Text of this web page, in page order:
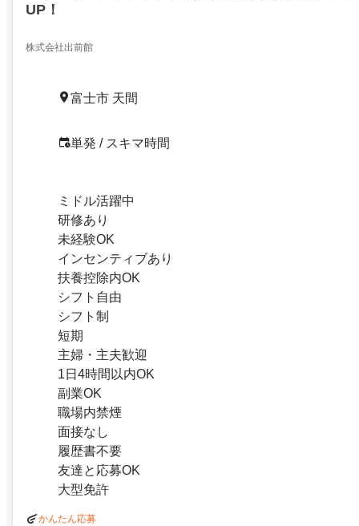
UP！
株式会社出前館
富士市 天間
単発 / スキマ時間
ミドル活躍中
研修あり
未経験OK
インセンティブあり
扶養控除内OK
シフト自由
シフト制
短期
主婦・主夫歓迎
1日4時間以内OK
副業OK
職場内禁煙
面接なし
履歴書不要
友達と応募OK
大型免許
かんたん応募